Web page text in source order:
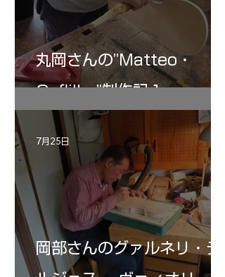
丸岡さんの”Matteo・
Gofliller”制作記１
岡部さんのグァルネリ・デ
7月25日